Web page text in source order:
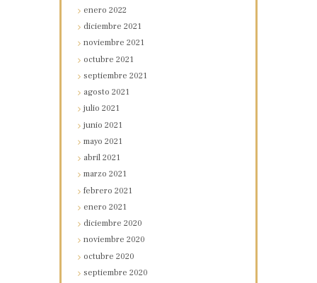
enero2022
diciembre2021
noviembre2021
octubre2021
septiembre2021
agosto2021
julio2021
junio2021
mayo2021
abril2021
marzo2021
febrero2021
enero2021
diciembre2020
noviembre2020
octubre2020
septiembre2020